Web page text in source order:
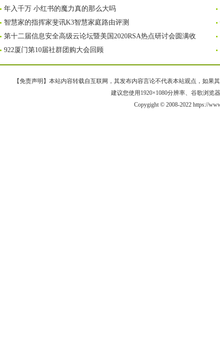
年入千万 小红书的魔力真的那么大吗
智慧家的指挥家斐讯K3智慧家庭路由评测
第十二届信息安全高级云论坛暨美国2020RSA热点研讨会圆满收
922厦门第10届社群团购大会回顾
【免责声明】本站内容转载自互联网，其发布内容言论不代表本站观点，如果
建议您使用1920×1080分辨率、谷歌浏览
Copygight © 2008-2022 https://